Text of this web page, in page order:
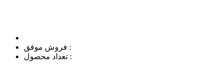
فروش موفق :
تعداد محصول :